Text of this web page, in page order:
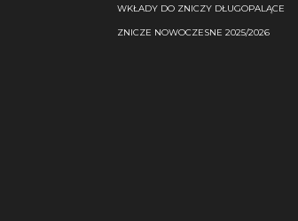
WKŁADY DO ZNICZY DŁUGOPALĄCE
ZNICZE NOWOCZESNE 2025/2026